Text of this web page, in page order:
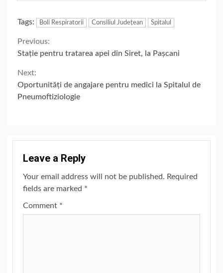
Tags: Boli Respiratorii Consiliul Județean Spitalul
Continue
Reading
Previous:
Stație pentru tratarea apei din Siret, la Pașcani
Next:
Oportunități de angajare pentru medici la Spitalul de
Pneumoftiziologie
Leave a Reply
Your email address will not be published. Required
fields are marked *
Comment *